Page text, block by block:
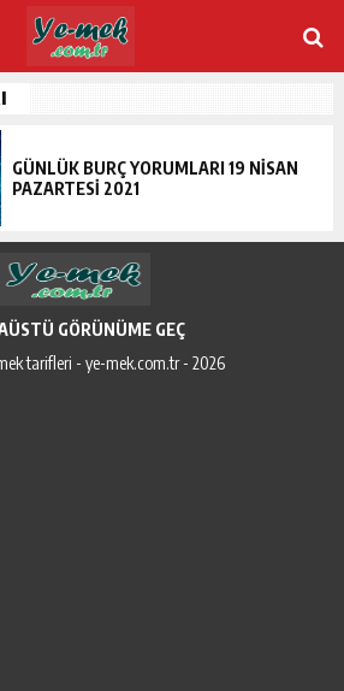
GÜNLÜK BURÇ YORUMLARI 19 NISAN
PAZARTESI 2021
GÖRÜNÜME GEÇ
tarifleri - ye-mek.com.tr - 2026